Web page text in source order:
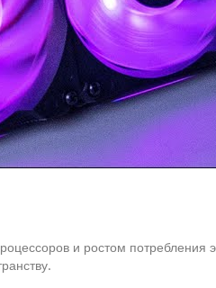
и ростом потребления